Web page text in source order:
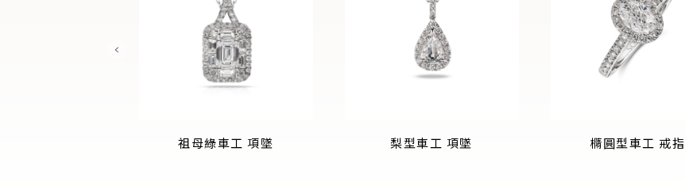
祖母綠車工 項墜 梨型車工 項墜 橢圓型車工 戒指